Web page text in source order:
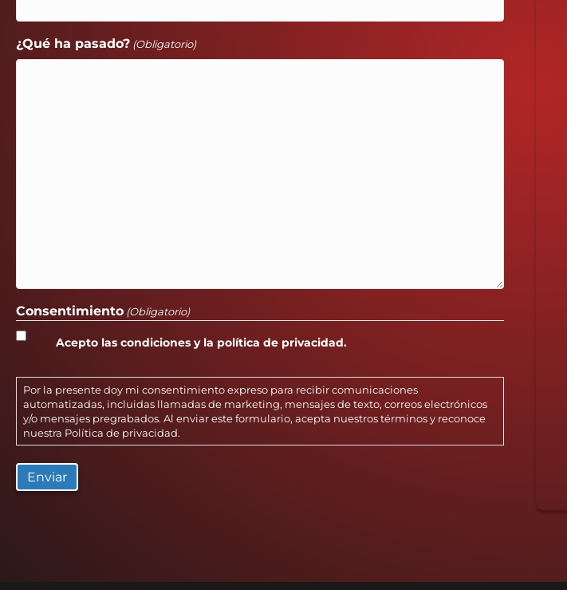
¿Qué ha pasado? (Obligatorio)
Consentimiento (Obligatorio)
Acepto las condiciones y la política de privacidad.
Por la presente doy mi consentimiento expreso para recibir comunicaciones
automatizadas, incluidas llamadas de marketing, mensajes de texto, correos electrónicos
y/o mensajes pregrabados. Al enviar este formulario, acepta nuestros términos y reconoce
nuestra Política de privacidad.